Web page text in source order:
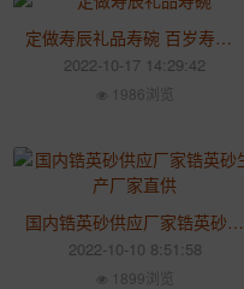
定做寿辰礼品寿碗 百岁寿辰礼物两碗两勺套装定做
2022-10-17 14:29:42
1986浏览
国内锆英砂供应厂家锆英砂生产厂家直供
2022-10-10 8:51:58
1899浏览